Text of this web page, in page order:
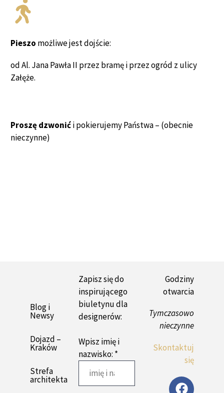
Pieszo możliwe jest dojście:
od Al. Jana Pawła II przez bramę i przez ogród z ulicy
Załęże.
Proszę dzwonići pokierujemy Państwa – (obecnie
nieczynne)
Blog i
Newsy
Dojazd –
Kraków
Strefa
architekta
Zapisz się do
inspirującego
biuletynu dla
designerów:
Wpisz imię i
nazwisko: *
Godziny
otwarcia
Tymczasowo
nieczynne
Skontaktuj
się